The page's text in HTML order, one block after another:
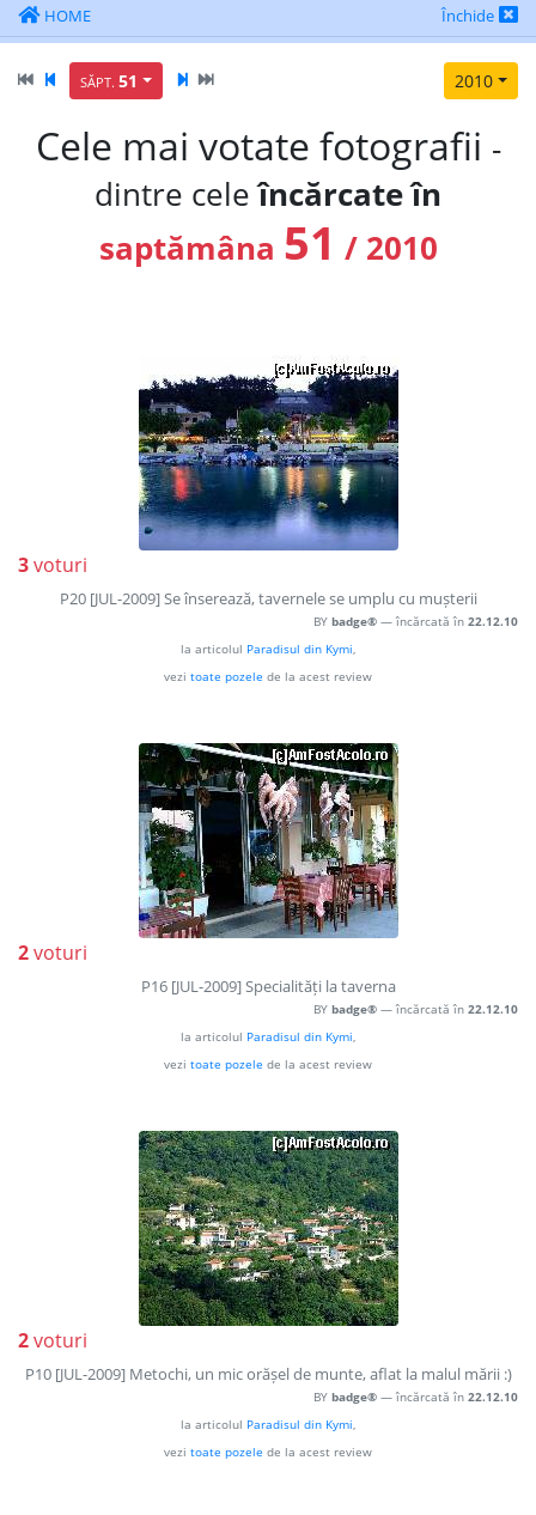
HOME Închide
2010
SĂPT. 51
Cele mai votate fotografii -
dintre celeîncărcate în
saptămâna 51 / 2010
3voturi
P20 [JUL-2009] Se înserează, tavernele se umplu cu mușterii
BY badge® — încărcată în 22.12.10
la articolul Paradisul din Kymi,
vezi toate pozele de la acest review
2voturi
P16 [JUL-2009] Specialități la taverna
BY badge® — încărcată în 22.12.10
la articolul Paradisul din Kymi,
vezi toate pozele de la acest review
2voturi
P10 [JUL-2009] Metochi, un mic orășel de munte, aflat la malul mării :)
BY badge® — încărcată în 22.12.10
la articolul Paradisul din Kymi,
vezi toate pozele de la acest review